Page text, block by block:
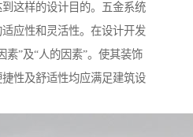
这样的设计目的。五金系统
应性和灵活性。在设计开发
素”及“人的因素”。使其装饰
性及舒适性均应满足建筑设